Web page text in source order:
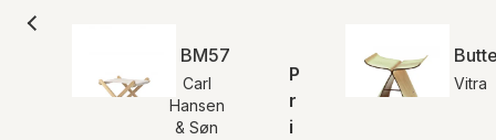
BM5768 Fodskammel
Carl
Hansen
& Søn
P
r
i
Vitra